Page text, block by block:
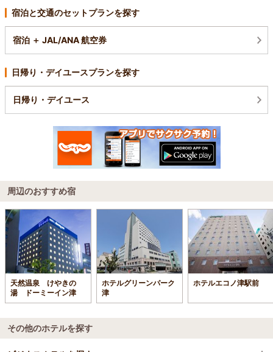
宿泊と交通のセットプランを探す
宿泊 ＋ JAL/ANA 航空券
日帰り・デイユースプランを探す
日帰り・デイユース
周辺のおすすめ宿
天然温泉 けやきの
湯 ドーミーイン津
ホテルグリーンパーク
津
ホテルエコノ津駅前
その他のホテルを探す